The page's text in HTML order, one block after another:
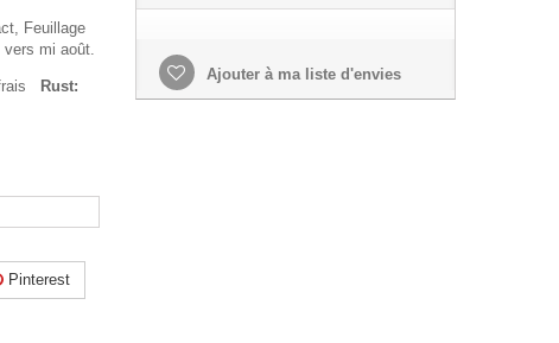
Feuillage
mi août.
Rust:
Pinterest
Ajouter à ma liste d'envies